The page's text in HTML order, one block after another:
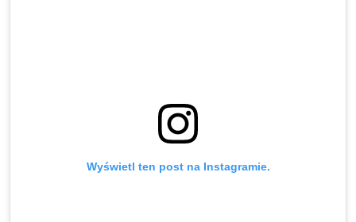
Wyświetl ten post na Instagramie.